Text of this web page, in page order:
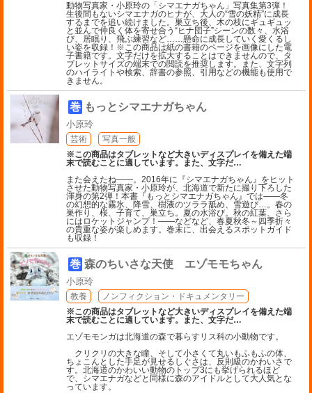
動物写真家・小原玲の「シマエナガちゃん」写真集第3弾！
生後間もないシマエナガのヒナが、大人の“雪の妖精”に成長
するまでを追い続けました。巣立ち後、木の枝にギュギュッ
と並んで仲良く体を寄せ合う“ヒナ団子”シーンの数々、水浴
び、居眠り、飛ぶ練習など……懸命に成長していく愛くるし
い姿を収録！※この商品は紙の書籍のページを画像にした電
子書籍です。文字だけを拡大することはできませんので、タ
ブレットサイズの端末での閲読を推奨します。また、文字列
のハイライトや検索、辞書の参照、引用などの機能も使用で
きません。
巻 もっとシマエナガちゃん
小原玲
芸術
写真一般
※この商品はタブレットなど大きいディスプレイを備えた端
末で読むことに適しています。また、文字だ…
また会えたね――。2016年に『シマエナガちゃん』をヒット
させた動物写真家・小原玲が、北海道で新たに撮り下ろした
渾身の第2弾！本書『もっとシマエナガちゃん』では――冬
の幻想的な霧氷、降雪、樹液のツララ舐め、雪遊び…。春の
巣作り、桜、子育て、巣立ち。夏の水浴び。秋の紅葉、さら
にはロケットジャンプ！――などなど、春夏秋冬～四季折々
の貴重な姿が楽しめます。巻末に、出会えるスポットガイド
も収録！
巻 森のちいさな天使 エゾモモちゃん
小原玲
教養
ノンフィクション・ドキュメンタリー
※この商品はタブレットなど大きいディスプレイを備えた端
末で読むことに適しています。また、文字だ…
エゾモモンガは北海道の森で暮らすリス科の小動物です。
クリクリの大きな瞳、そして小さくて丸いもふもふの体、
ちょこんとした手足が見せるしぐさは、反則級のかわいさで
す。北海道のかわいい動物のトップ3にも挙げられるほど
で、シマエナガなどと同様に森のアイドルとして大人気とな
っています。